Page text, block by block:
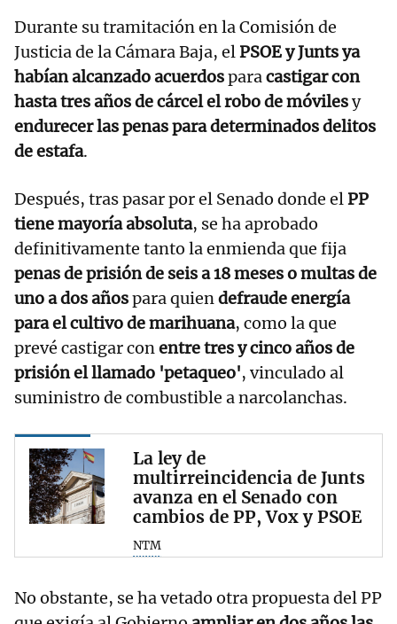
Durante su tramitación en la Comisión de
Justicia de la Cámara Baja, elPSOE y Junts ya
habían alcanzado acuerdosparacastigar con
hasta tres años de cárcel el robo de móvilesy
endurecer las penas para determinados delitos
de estafa.
Después, tras pasar por el Senado donde elPP
tiene mayoría absoluta, se ha aprobado
definitivamente tanto la enmienda que fija
penas de prisión de seis a 18 meses o multas de
uno a dos añospara quiendefraude energía
para el cultivo de marihuana, como la que
prevé castigar conentre tres y cinco años de
prisión el llamado 'petaqueo', vinculado al
suministro de combustible a narcolanchas.
La ley de
multirreincidencia de Junts
avanza en el Senado con
cambios de PP, Vox y PSOE
NTM
No obstante, se ha vetado otra propuesta del PP